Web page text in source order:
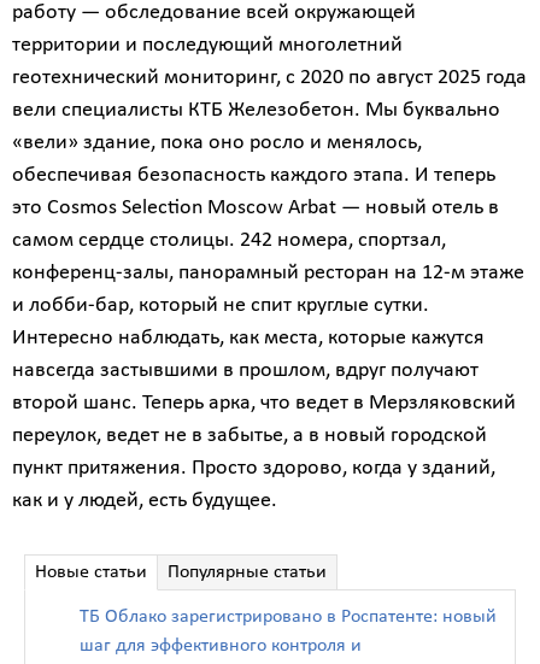
работу — обследование всей окружающей
территории и последующий многолетний
геотехнический мониторинг, с 2020 по август 2025 года
вели специалисты КТБ Железобетон. Мы буквально
«вели» здание, пока оно росло и менялось,
обеспечивая безопасность каждого этапа. И теперь
это Cosmos Selection Moscow Arbat — новый отель в
самом сердце столицы. 242 номера, спортзал,
конференц-залы, панорамный ресторан на 12-м этаже
и лобби-бар, который не спит круглые сутки.
Интересно наблюдать, как места, которые кажутся
навсегда застывшими в прошлом, вдруг получают
второй шанс. Теперь арка, что ведет в Мерзляковский
переулок, ведет не в забытье, а в новый городской
пункт притяжения. Просто здорово, когда у зданий,
как и у людей, есть будущее.
Новые статьи Популярные статьи
ТБ Облако зарегистрировано в Роспатенте: новый
шаг для эффективного контроля и